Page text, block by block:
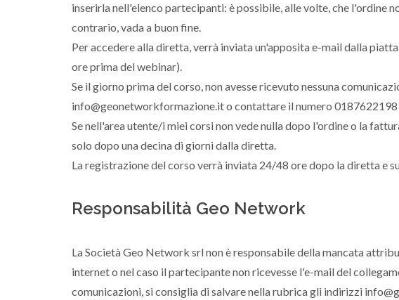
inserirla nell'elenco partecipanti: è possibile, alle volte, che l'ordine
contrario, vada a buon fine.
Per accedere alla diretta, verrà inviata un'apposita e-mail dalla
ore prima del webinar).
Se il giorno prima del corso, non avesse ricevuto nessuna
info@geonetworkformazione.it o contattare il numero
Se nell'area utente/i miei corsi non vede nulla dopo l'ordine o la
solo dopo una decina di giorni dalla diretta.
La registrazione del corso verrà inviata 24/48 ore dopo la diretta e
Responsabilità Geo Network
La Società Geo Network srl non è responsabile della mancata
internet o nel caso il partecipante non ricevesse l'e-mail del
comunicazioni, si consiglia di salvare nella rubrica gli indirizzi